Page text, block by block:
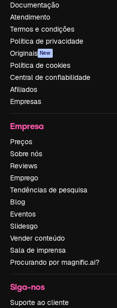
Documentação
Atendimento
Termos e condições
Política de privacidade
Originais New
Política de cookies
Central de confiabilidade
Afiliados
Empresas
Empresa
Preços
Sobre nós
Reviews
Emprego
Tendências de pesquisa
Blog
Eventos
Slidesgo
Vender conteúdo
Sala de imprensa
Procurando por magnific.ai?
Siga-nos
Suporte ao cliente